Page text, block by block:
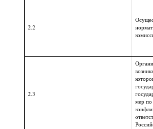
2.2
2.3
мер